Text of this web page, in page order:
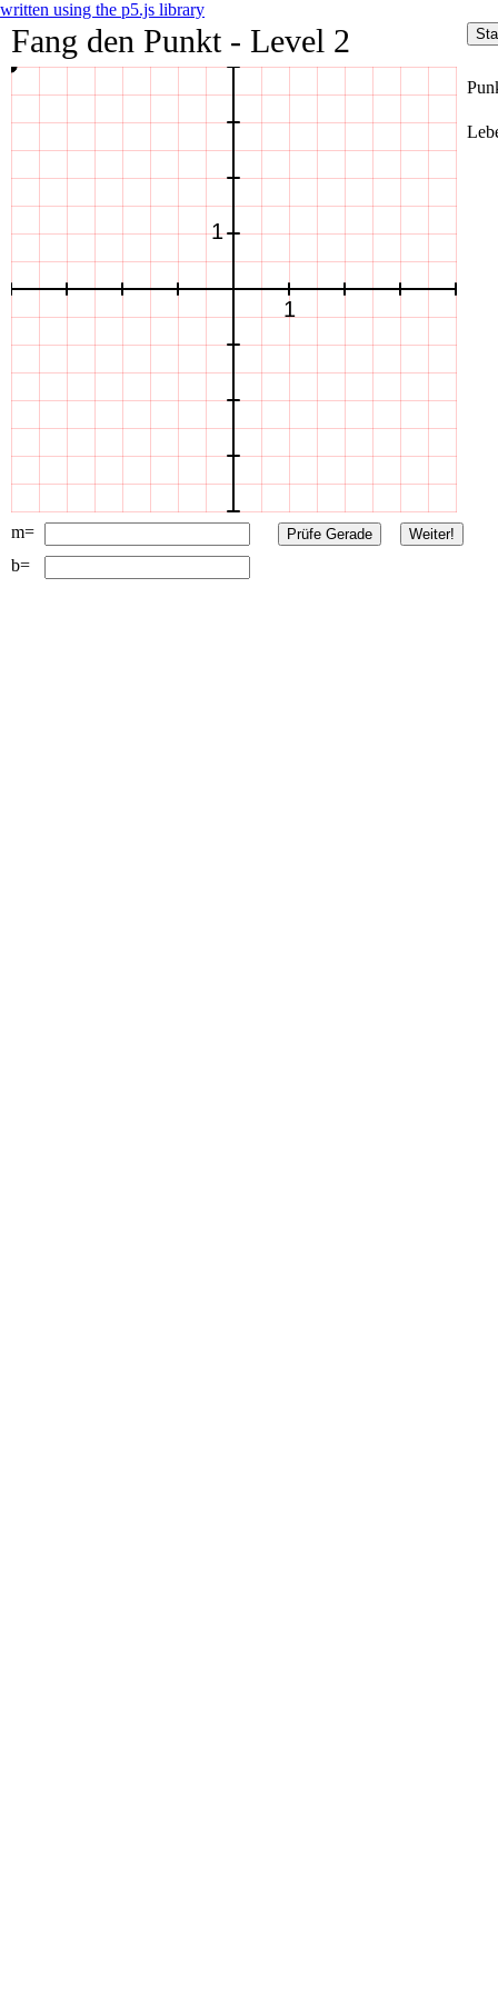
written using the p5.js library
Fang den Punkt - Level 2
m=
b=
Prüfe Gerade Weiter!